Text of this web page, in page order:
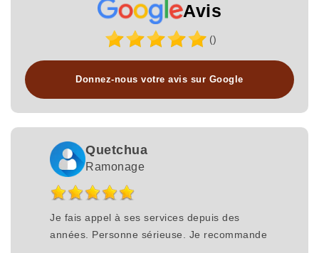
Avis
()
Donnez-nous votre avis sur Google
Quetchua
Ramonage
Je fais appel à ses services depuis des
années. Personne sérieuse. Je recommande